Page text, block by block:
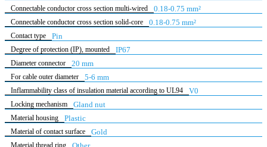
Connectable conductor cross section multi-wired 0.18-0.75 mm²
Connectable conductor cross section solid-core 0.18-0.75 mm²
Contact type Pin
Degree of protection (IP), mounted IP67
Diameter connector 20 mm
For cable outer diameter 5-6 mm
Inflammability class of insulation material according to UL94 V0
Locking mechanism Gland nut
Material housing Plastic
Material of contact surface Gold
Material thread ring